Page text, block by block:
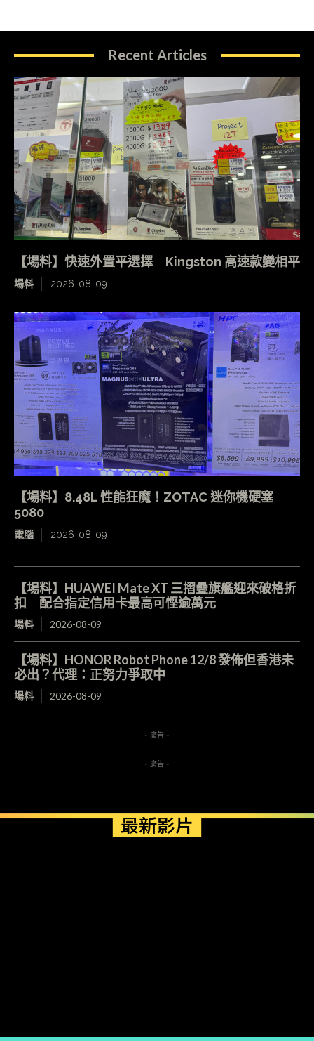
Recent Articles
【場料】快速外置平選擇 Kingston 高速款變相平
場料 2026-08-09
【場料】8.48L 性能狂魔！ZOTAC 迷你機硬塞
5080
電腦 2026-08-09
【場料】HUAWEI Mate XT 三摺疊旗艦迎來破格折
扣 配合指定信用卡最高可慳逾萬元
場料 2026-08-09
【場料】HONOR Robot Phone 12/8 發佈但香港未
必出？代理：正努力爭取中
場料 2026-08-09
- 廣告 -
- 廣告 -
最新影片